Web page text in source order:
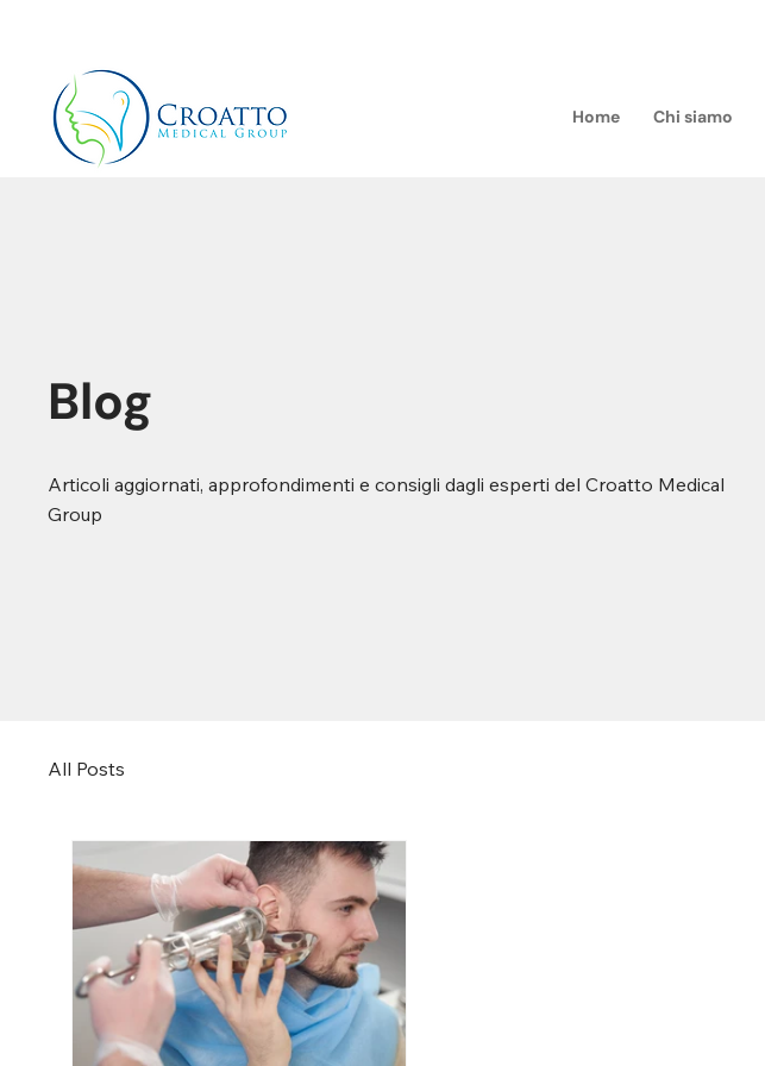
Home Chi siamo
Blog
Articoli aggiornati, approfondimenti e consigli dagli esperti del Croatto Medical
Group
All Posts